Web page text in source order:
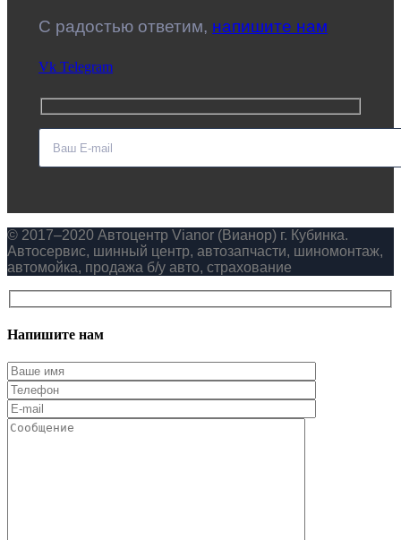
C радостью ответим, напишите нам
Vk Telegram
© 2017–2020 Автоцентр Vianor (Вианор) г. Кубинка.
Автосервис, шинный центр, автозапчасти, шиномонтаж,
автомойка, продажа б/у авто, страхование
Напишите нам